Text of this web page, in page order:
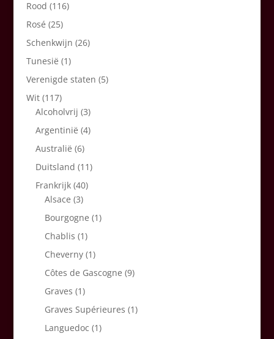
Rood (116)
Rosé (25)
Schenkwijn (26)
Tunesië (1)
Verenigde staten (5)
Wit (117)
Alcoholvrij (3)
Argentinië (4)
Australië (6)
Duitsland (11)
Frankrijk (40)
Alsace (3)
Bourgogne (1)
Chablis (1)
Cheverny (1)
Côtes de Gascogne (9)
Graves (1)
Graves Supérieures (1)
Languedoc (1)